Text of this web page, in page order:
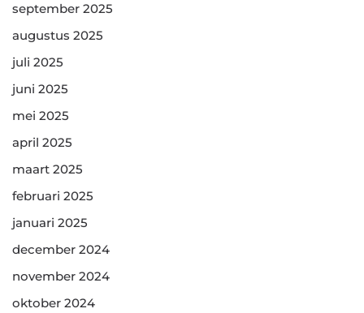
september 2025
augustus 2025
juli 2025
juni 2025
mei 2025
april 2025
maart 2025
februari 2025
januari 2025
december 2024
november 2024
oktober 2024